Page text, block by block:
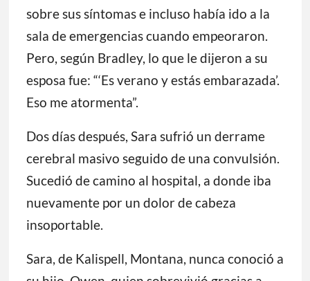
sobre sus síntomas e incluso había ido a la
sala de emergencias cuando empeoraron.
Pero, según Bradley, lo que le dijeron a su
esposa fue: “‘Es verano y estás embarazada’.
Eso me atormenta”.
Dos días después, Sara sufrió un derrame
cerebral masivo seguido de una convulsión.
Sucedió de camino al hospital, a donde iba
nuevamente por un dolor de cabeza
insoportable.
Sara, de Kalispell, Montana, nunca conoció a